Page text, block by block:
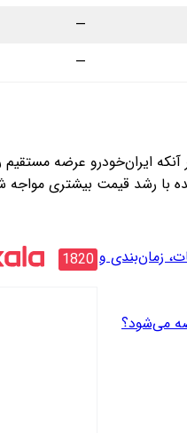
—
—
مگر آنکه ایران‌خودرو
با رشد قیمت بیشتری مواجه
زمان‌بندی و 1820